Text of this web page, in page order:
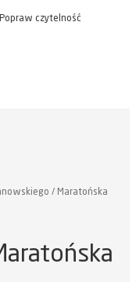
Popraw czytelność
/ Maratońska